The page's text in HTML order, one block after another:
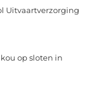
Uitvaartverzorging
op sloten in